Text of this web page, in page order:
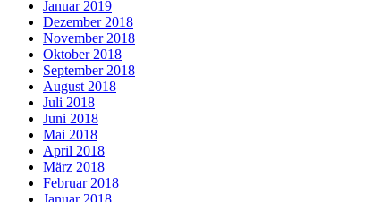
Januar 2019
Dezember 2018
November 2018
Oktober 2018
September 2018
August 2018
Juli 2018
Juni 2018
Mai 2018
April 2018
März 2018
Februar 2018
Januar 2018